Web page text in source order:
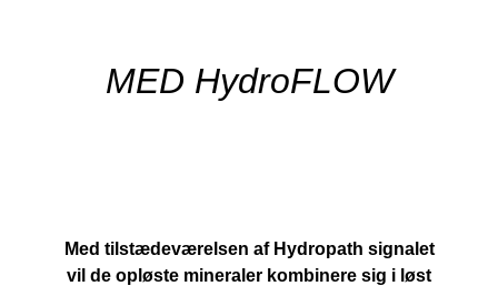
MED HydroFLOW
Med tilstædeværelsen af Hydropath signalet
vil de opløste mineraler kombinere sig i løst